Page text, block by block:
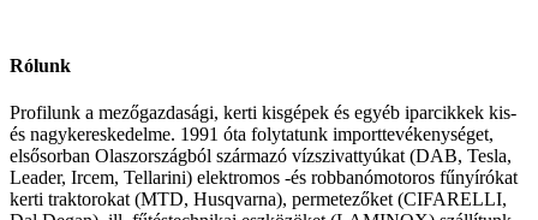
Rólunk
Profilunk a mezőgazdasági, kerti kisgépek és egyéb iparcikkek kis-
és nagykereskedelme. 1991 óta folytatunk importtevékenységet,
elsősorban Olaszországból származó vízszivattyúkat (DAB, Tesla,
Leader, Ircem, Tellarini) elektromos -és robbanómotoros fűnyírókat
kerti traktorokat (MTD, Husqvarna), permetezőket (CIFARELLI,